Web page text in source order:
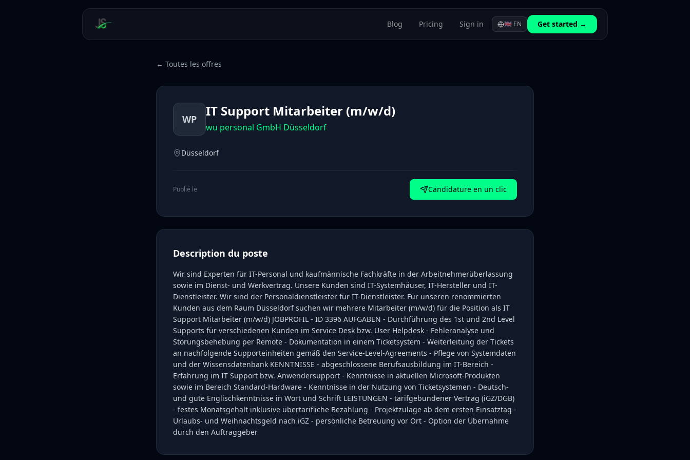
Blog Pricing Sign in 🇬🇧 EN Get started →
← Toutes les offres
WP IT Support Mitarbeiter (m/w/d)
wu personal GmbH Düsseldorf
Düsseldorf
Publié le Candidature en un clic
Description du poste
Wir sind Experten für IT-Personal und kaufmännische Fachkräfte in der Arbeitnehmerüberlassung
sowie im Dienst- und Werkvertrag. Unsere Kunden sind IT-Systemhäuser, IT-Hersteller und IT-
Dienstleister. Wir sind der Personaldienstleister für IT-Dienstleister. Für unseren renommierten
Kunden aus dem Raum Düsseldorf suchen wir mehrere Mitarbeiter (m/w/d) für die Position als IT
Support Mitarbeiter (m/w/d) JOBPROFIL - ID 3396 AUFGABEN - Durchführung des 1st und 2nd Level
Supports für verschiedenen Kunden im Service Desk bzw. User Helpdesk - Fehleranalyse und
Störungsbehebung per Remote - Dokumentation in einem Ticketsystem - Weiterleitung der Tickets
an nachfolgende Supporteinheiten gemäß den Service-Level-Agreements - Pflege von Systemdaten
und der Wissensdatenbank KENNTNISSE - abgeschlossene Berufsausbildung im IT-Bereich -
Erfahrung im IT Support bzw. Anwendersupport - Kenntnisse in aktuellen Microsoft-Produkten
sowie im Bereich Standard-Hardware - Kenntnisse in der Nutzung von Ticketsystemen - Deutsch-
und gute Englischkenntnisse in Wort und Schrift LEISTUNGEN - tarifgebundener Vertrag (iGZ/DGB)
- festes Monatsgehalt inklusive übertarifliche Bezahlung - Projektzulage ab dem ersten Einsatztag -
Urlaubs- und Weihnachtsgeld nach iGZ - persönliche Betreuung vor Ort - Option der Übernahme
durch den Auftraggeber